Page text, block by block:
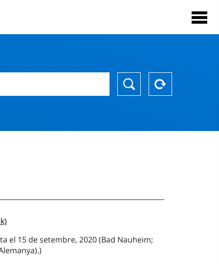
el 15 de setembre, 2020 (Bad Nauheim;